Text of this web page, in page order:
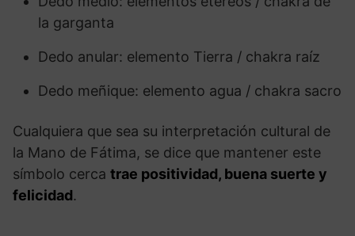
la garganta
Dedo anular: elemento Tierra / chakra raíz
Dedo meñique: elemento agua / chakra sacro
Cualquiera que sea su interpretación cultural de
la Mano de Fátima, se dice que mantener este
símbolo cerca trae positividad, buena suerte y
felicidad.